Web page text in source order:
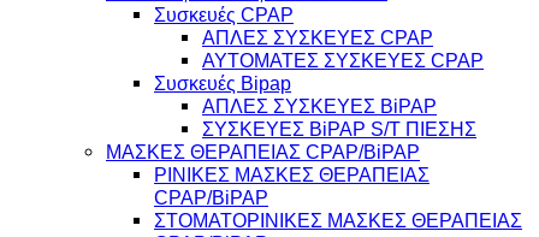
Συσκευές CPAP
ΑΠΛΕΣ ΣΥΣΚΕΥΕΣ CPAP
ΑΥΤΟΜΑΤΕΣ ΣΥΣΚΕΥΕΣ CPAP
Συσκευές Bipap
ΑΠΛΕΣ ΣΥΣΚΕΥΕΣ BiPAP
ΣΥΣΚΕΥΕΣ BiPAP S/T ΠΙΕΣΗΣ
ΜΑΣΚΕΣ ΘΕΡΑΠΕΙΑΣ CPAP/BiPAP
ΡΙΝΙΚΕΣ ΜΑΣΚΕΣ ΘΕΡΑΠΕΙΑΣ
CPAP/BiPAP
ΣΤΟΜΑΤΟΡΙΝΙΚΕΣ ΜΑΣΚΕΣ ΘΕΡΑΠΕΙΑΣ